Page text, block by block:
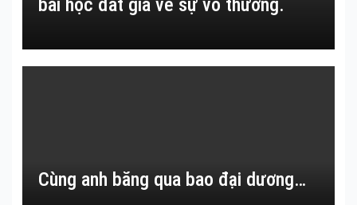
bài học đắt giá về sự vô thường.
Cùng anh băng qua bao đại dương…